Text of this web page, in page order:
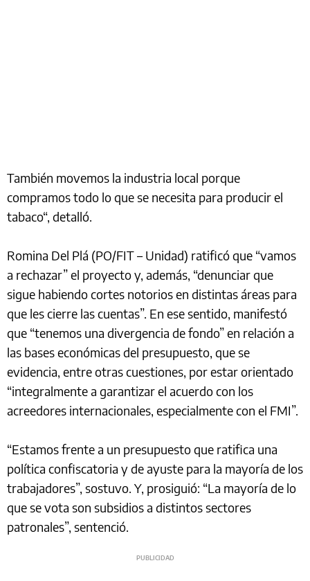
También movemos la industria local porque
compramos todo lo que se necesita para producir el
tabaco“, detalló.
Romina Del Plá (PO/FIT – Unidad) ratificó que “vamos
a rechazar” el proyecto y, además, “denunciar que
sigue habiendo cortes notorios en distintas áreas para
que les cierre las cuentas”. En ese sentido, manifestó
que “tenemos una divergencia de fondo” en relación a
las bases económicas del presupuesto, que se
evidencia, entre otras cuestiones, por estar orientado
“integralmente a garantizar el acuerdo con los
acreedores internacionales, especialmente con el FMI”.
“Estamos frente a un presupuesto que ratifica una
política confiscatoria y de ayuste para la mayoría de los
trabajadores”, sostuvo. Y, prosiguió: “La mayoría de lo
que se vota son subsidios a distintos sectores
patronales”, sentenció.